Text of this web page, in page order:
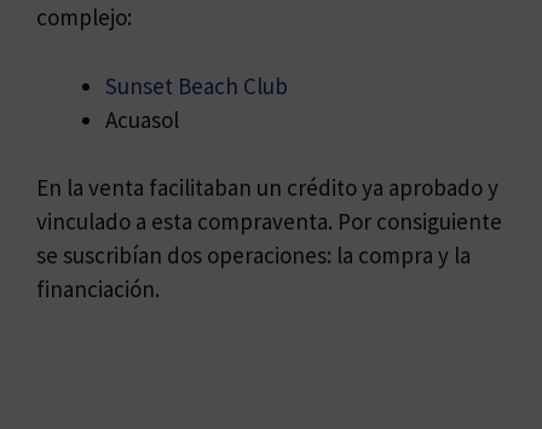
complejo:
Sunset Beach Club
Acuasol
En la venta facilitaban un crédito ya aprobado y
vinculado a esta compraventa. Por consiguiente
se suscribían dos operaciones: la compra y la
financiación.